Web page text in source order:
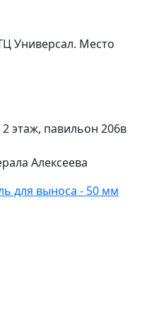
Универсал. Место
этаж, павильон 206в
Алексеева
для выноса - 50 мм